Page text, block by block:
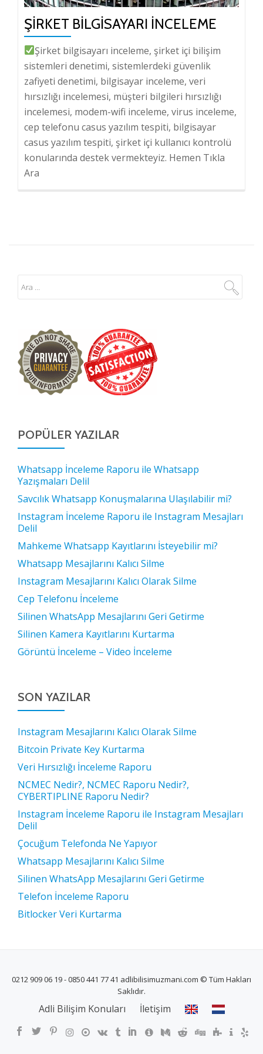
ŞIRKET BILGISAYARI İNCELEME
Şirket bilgisayarı inceleme, şirket içi bilişim
sistemleri denetimi, sistemlerdeki güvenlik
zafiyeti denetimi, bilgisayar inceleme, veri
hırsızlığı incelemesi, müşteri bilgileri hırsızlığı
incelemesi, modem-wifi inceleme, virus inceleme,
cep telefonu casus yazılım tespiti, bilgisayar
casus yazılım tespiti, şirket içi kullanıcı kontrolü
konularında destek vermekteyiz. Hemen Tıkla
Ara
POPÜLER YAZILAR
Whatsapp İnceleme Raporu ile Whatsapp
Yazışmaları Delil
Savcılık Whatsapp Konuşmalarına Ulaşılabilir mi?
Instagram İnceleme Raporu ile Instagram Mesajları
Delil
Mahkeme Whatsapp Kayıtlarını İsteyebilir mi?
Whatsapp Mesajlarını Kalıcı Silme
Instagram Mesajlarını Kalıcı Olarak Silme
Cep Telefonu İnceleme
Silinen WhatsApp Mesajlarını Geri Getirme
Silinen Kamera Kayıtlarını Kurtarma
Görüntü İnceleme – Video İnceleme
SON YAZILAR
Instagram Mesajlarını Kalıcı Olarak Silme
Bitcoin Private Key Kurtarma
Veri Hırsızlığı İnceleme Raporu
NCMEC Nedir?, NCMEC Raporu Nedir?,
CYBERTIPLINE Raporu Nedir?
Instagram İnceleme Raporu ile Instagram Mesajları
Delil
Çocuğum Telefonda Ne Yapıyor
Whatsapp Mesajlarını Kalıcı Silme
Silinen WhatsApp Mesajlarını Geri Getirme
Telefon İnceleme Raporu
Bitlocker Veri Kurtarma
0212 909 06 19 - 0850 441 77 41 adlibilisimuzmani.com © Tüm Hakları
Saklıdır.
İKINCILAdli Bilişim Konuları İletişim